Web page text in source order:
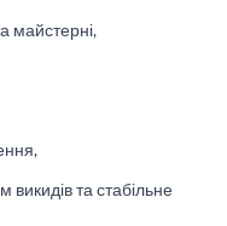
майстерні,
та стабільне